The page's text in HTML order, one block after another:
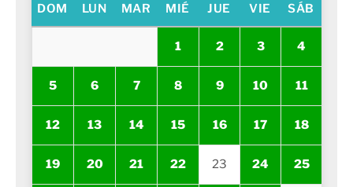
DOM LUN MAR MIÉ JUE VIE SÁB
1 2 3 4
5 6 7 8 9 10 11
12 13 14 15 16 17 18
19 20 21 22 23 24 25